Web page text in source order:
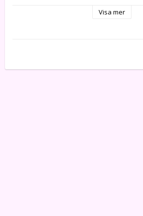
--Köp till passande påsar artikel: 8565929
Visa mer